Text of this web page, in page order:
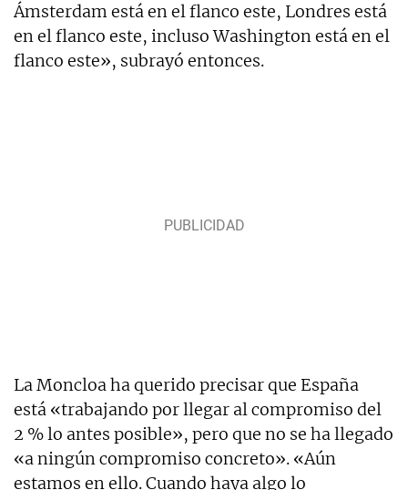
Ámsterdam está en el flanco este, Londres está
en el flanco este, incluso Washington está en el
flanco este», subrayó entonces.
La Moncloa ha querido precisar que España
está «trabajando por llegar al compromiso del
2 % lo antes posible», pero que no se ha llegado
«a ningún compromiso concreto». «Aún
estamos en ello. Cuando haya algo lo